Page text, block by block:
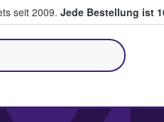
seit 2009. Jede Bestellung ist
verkaufen